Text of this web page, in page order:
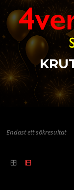
Hoppa
innehåll
Endast ett sökresultat